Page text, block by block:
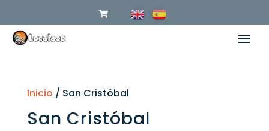
Inicio / San Cristóbal
San Cristóbal